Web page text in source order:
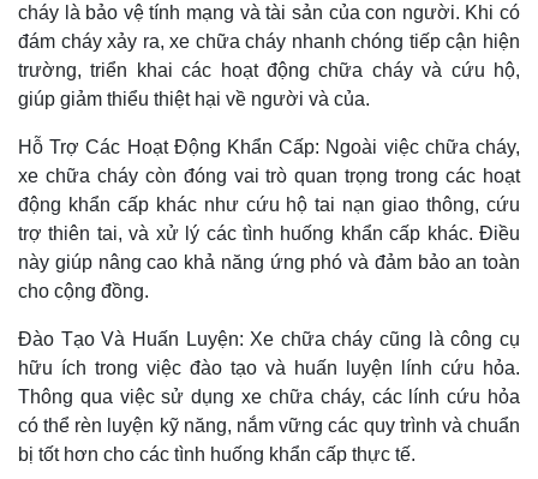
cháy là bảo vệ tính mạng và tài sản của con người. Khi có
đám cháy xảy ra, xe chữa cháy nhanh chóng tiếp cận hiện
trường, triển khai các hoạt động chữa cháy và cứu hộ,
giúp giảm thiểu thiệt hại về người và của.
Hỗ Trợ Các Hoạt Động Khẩn Cấp: Ngoài việc chữa cháy,
xe chữa cháy còn đóng vai trò quan trọng trong các hoạt
động khẩn cấp khác như cứu hộ tai nạn giao thông, cứu
trợ thiên tai, và xử lý các tình huống khẩn cấp khác. Điều
này giúp nâng cao khả năng ứng phó và đảm bảo an toàn
cho cộng đồng.
Đào Tạo Và Huấn Luyện: Xe chữa cháy cũng là công cụ
hữu ích trong việc đào tạo và huấn luyện lính cứu hỏa.
Thông qua việc sử dụng xe chữa cháy, các lính cứu hỏa
có thể rèn luyện kỹ năng, nắm vững các quy trình và chuẩn
bị tốt hơn cho các tình huống khẩn cấp thực tế.